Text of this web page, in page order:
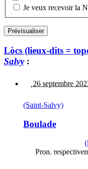
Je veux recevoir la
Lòcs (lieux-dits =
Salvy:
26 septembre
(Saint-Salvy)
Boulade
Pron.